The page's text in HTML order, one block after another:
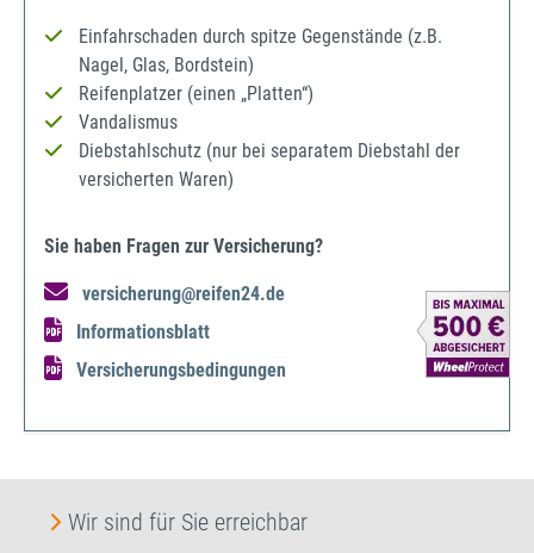
Einfahrschaden durch spitze Gegenstände (z.B.
Nagel, Glas, Bordstein)
Reifenplatzer (einen „Platten“)
Vandalismus
Diebstahlschutz (nur bei separatem Diebstahl der
versicherten Waren)
Sie haben Fragen zur Versicherung?
versicherung@reifen24.de
Informationsblatt
Versicherungsbedingungen
Wir sind für Sie erreichbar